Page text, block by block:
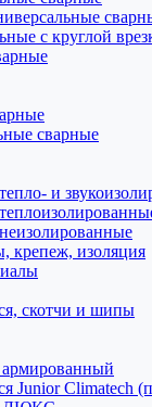
с круглой
сварные
и
крепеж, изоляция
скотчи и шипы
Junior Climatech